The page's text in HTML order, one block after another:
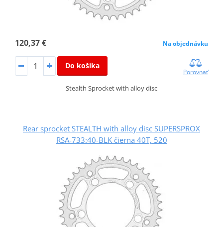
120,37 € Na objednávku
Do košíka
Porovnať
Stealth Sprocket with alloy disc
Rear sprocket STEALTH with alloy disc SUPERSPROX
RSA-733:40-BLK čierna 40T, 520